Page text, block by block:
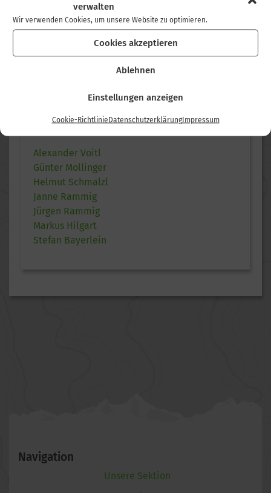
verwalten
Wir verwenden Cookies, um unsere Website zu optimieren.
Cookies akzeptieren
Ablehnen
Einstellungen anzeigen
Cookie-RichtlinieDatenschutzerklärungImpressum
KONDITION
Mittel
TOURLEITER
Alexander Voitl
Günter Mollinger
Helmut Schmalzl
Janne Rammig
Jürgen Rammig
Markus Hilgart
Stefan Bayerlein
Navigation
Unsere Sektion